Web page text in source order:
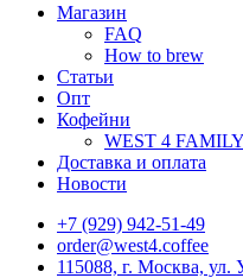
Магазин
FAQ
How to brew
Статьи
Опт
Кофейни
WEST 4 FAMILY
Доставка и оплата
Новости
+7 (929) 942-51-49
order@west4.coffee
115088, г. Москва, ул.